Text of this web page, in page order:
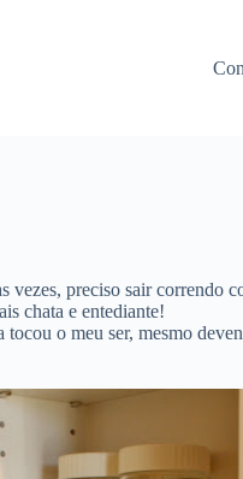
preciso sair
chata e entediante!
o meu ser, mesmo